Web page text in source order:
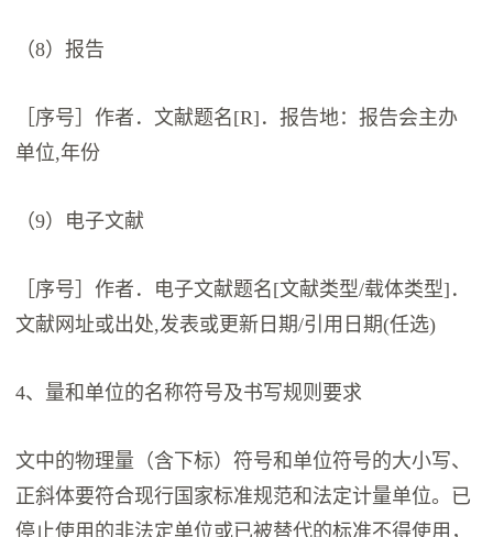
（8）报告
［序号］作者．文献题名[R]．报告地：报告会主办
单位,年份
（9）电子文献
［序号］作者．电子文献题名[文献类型/载体类型]．
文献网址或出处,发表或更新日期/引用日期(任选)
4、量和单位的名称符号及书写规则要求
文中的物理量（含下标）符号和单位符号的大小写、
正斜体要符合现行国家标准规范和法定计量单位。已
停止使用的非法定单位或已被替代的标准不得使用，